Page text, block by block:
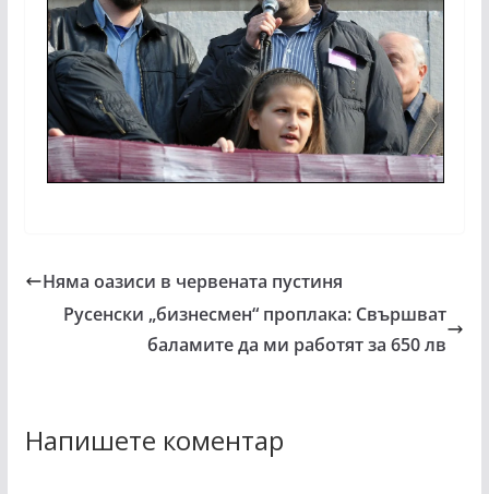
Няма оазиси в червената пустиня
Русенски „бизнесмен“ проплака: Свършват
баламите да ми работят за 650 лв
Напишете коментар